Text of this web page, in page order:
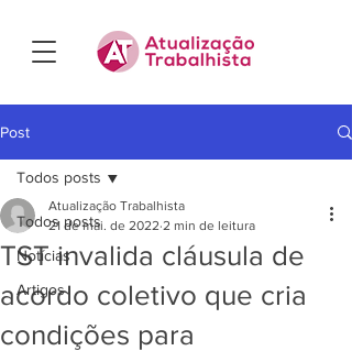
Post
Todos posts
Notícias
Artigos
Todos posts
TST invalida cláusula de
acordo coletivo que cria
condições para
Atualização Trabalhista
21 de mai. de 2022 2 min de leitura